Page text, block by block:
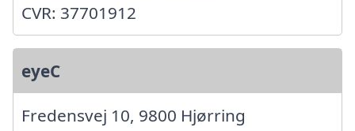
CVR: 37701912
eyeC
Fredensvej 10, 9800 Hjørring